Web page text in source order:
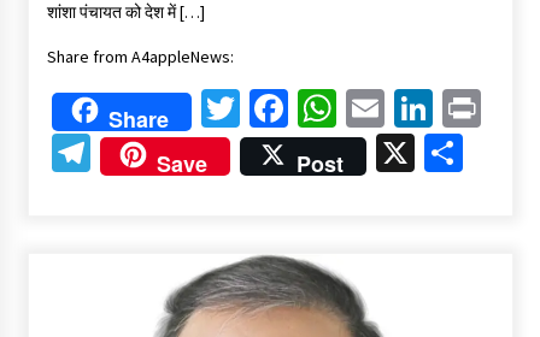
शांशा पंचायत को देश में […]
Share from A4appleNews:
Share Twitter
Facebook
WhatsApp
Email
Telegram
Save Post X